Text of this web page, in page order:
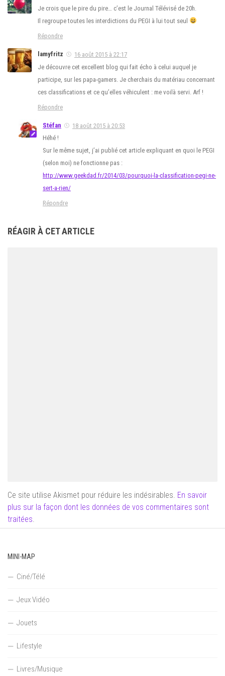
Je crois que le pire du pire… c’est le Journal Télévisé de 20h.
Il regroupe toutes les interdictions du PEGI à lui tout seul
Répondre
lamyfritz
16 août 2015 à 22:17
Je découvre cet excellent blog qui fait écho à celui auquel je
participe, sur les papa-gamers. Je cherchais du matériau concernant
ces classifications et ce qu’elles véhiculent : me voilà servi. Arf !
Répondre
Stéfan
18 août 2015 à 20:53
Héhé !
Sur le même sujet, j’ai publié cet article expliquant en quoi le PEGI
(selon moi) ne fonctionne pas :
http://www.geekdad.fr/2014/03/pourquoi-la-classification-pegi-ne-
sert-a-rien/
Répondre
RÉAGIR À CET ARTICLE
Ce site utilise Akismet pour réduire les indésirables. En savoir
plus sur la façon dont les données de vos commentaires sont
traitées.
MINI-MAP
Ciné/Télé
Jeux Vidéo
Jouets
Lifestyle
Livres/Musique